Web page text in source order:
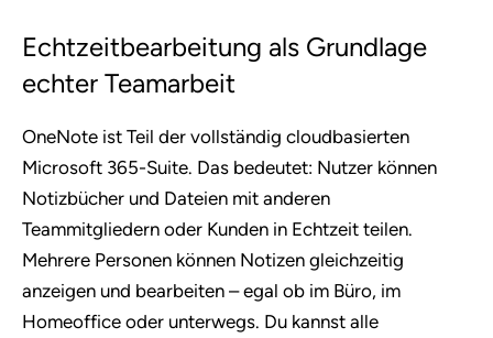
Echtzeitbearbeitung als Grundlage
echter Teamarbeit
OneNote ist Teil der vollständig cloudbasierten
Microsoft 365-Suite. Das bedeutet: Nutzer können
Notizbücher und Dateien mit anderen
Teammitgliedern oder Kunden in Echtzeit teilen.
Mehrere Personen können Notizen gleichzeitig
anzeigen und bearbeiten – egal ob im Büro, im
Homeoffice oder unterwegs. Du kannst alle